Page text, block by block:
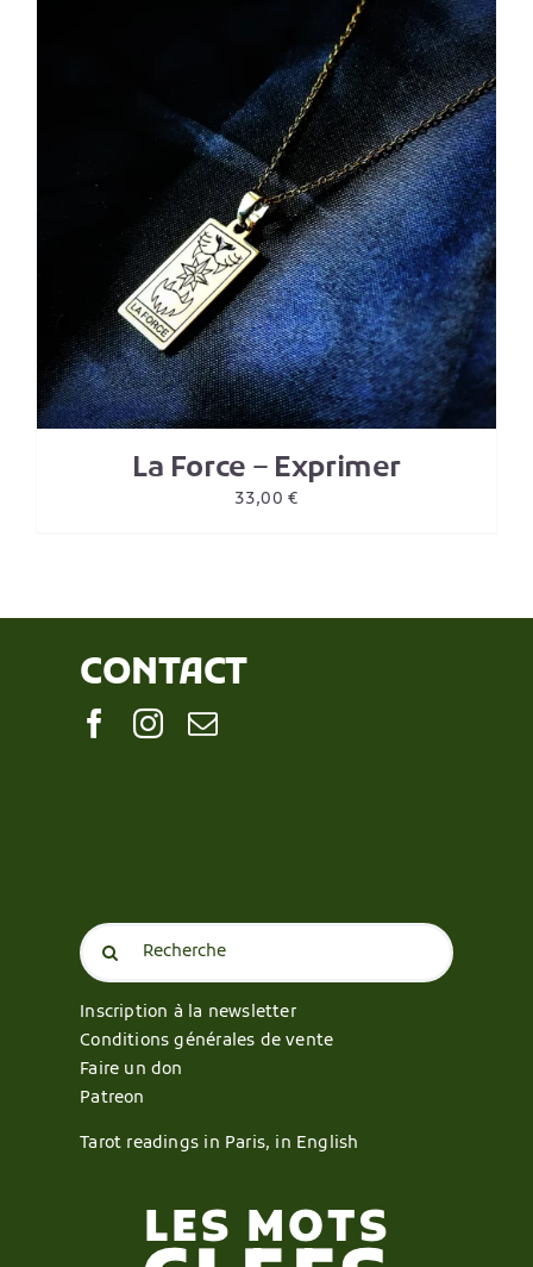
La Force – Exprimer
33,00€
CONTACT
Search
for:
Inscription à la newsletter
Conditions générales de vente
Faire un don
Patreon
Tarot readings in Paris, in English